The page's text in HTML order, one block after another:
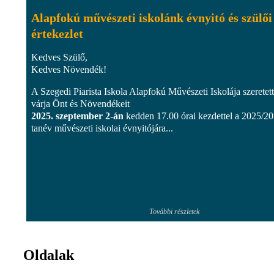
Alapfokú művészeti iskolánk évnyitó és szülői
értekezlet
Kedves Szülő,
Kedves Növendék!
A Szegedi Piarista Iskola Alapfokú Művészeti Iskolája
várja Önt és Növendékeit
2025. szeptember 2-án kedden 17.00 órai kezdettel a 2025/
tanév művészeti iskolai évnyitójára...
További részletek
Oldalak